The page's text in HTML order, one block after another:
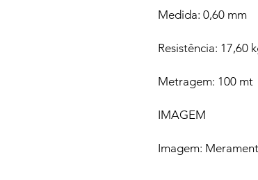
Medida: 0,60 mm
Resistência: 17,60
Metragem: 100 mt
IMAGEM
Imagem: